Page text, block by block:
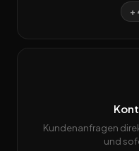
+
Kundenanfragen
und